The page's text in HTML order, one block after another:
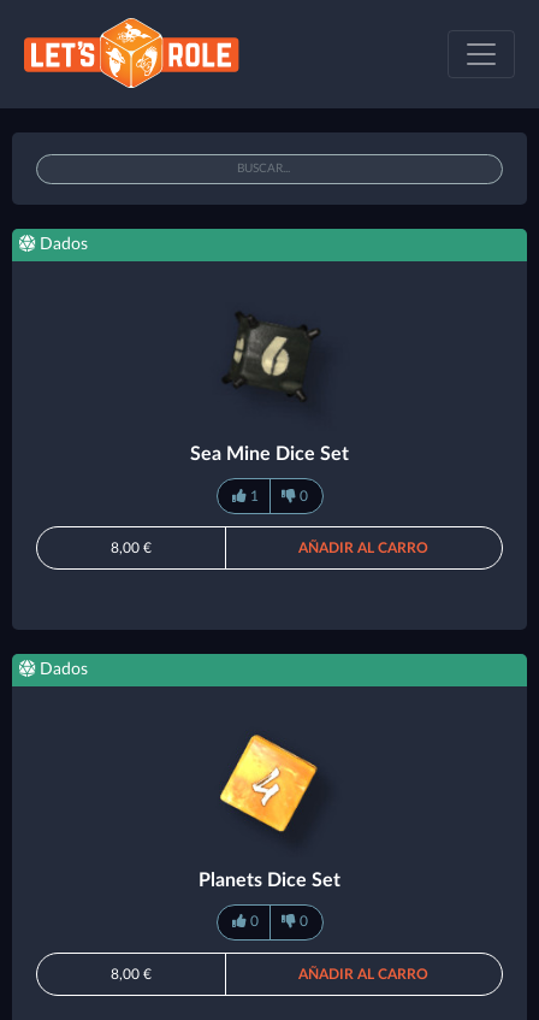
Dados
Sea Mine Dice Set
1 0
8,00 € AÑADIR AL CARRO
Dados
Planets Dice Set
0 0
8,00 € AÑADIR AL CARRO